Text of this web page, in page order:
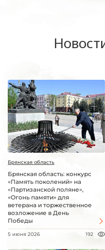
Брянская область
Брянская область: конкурс
«Память поколений» на
«Партизанской поляне»,
«Огонь памяти» для
ветерана и торжественное
возложение в День
Победы
5 июня 2026 192